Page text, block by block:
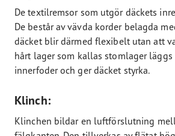
De textilremsor som utgör däckets
De består av vävda korder belagda
däcket blir därmed flexibelt utan att
hårt lager som kallas stomlager läggs
innerfoder och ger däcket styrka.
Klinch:
Klinchen bildar en luftförslutning